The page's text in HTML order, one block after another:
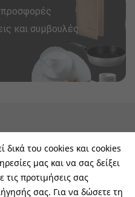
προσφορές
και συμβουλές
keyboard_arrow_down
keyboard_arrow_down
δικά του cookies και cookies
μας και να σας δείξει
τις προτιμήσεις σας
σας. Για να δώσετε τη